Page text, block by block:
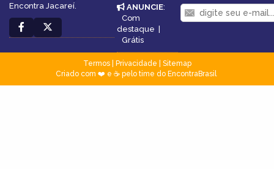
Encontra Jacareí.
ANUNCIE:
Com
destaque
Grátis
Termos| Privacidade
Sitemap
Criado com ❤️ e ☕ pelo time do EncontraBrasil